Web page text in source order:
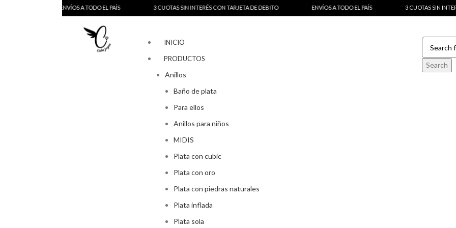
ENVÍOS A TODO EL PAÍS 3 CUOTAS SIN INTERÉS CON TARJETA DE DEBITO ENVÍOS A TODO EL PAÍS 3 CUOTAS SIN INTERÉS CON
INICIO
PRODUCTOS
Anillos
Baño de plata
Para ellos
Anillos para niños
MIDIS
Plata con cubic
Plata con oro
Plata con piedras naturales
Plata inflada
Plata sola
Search